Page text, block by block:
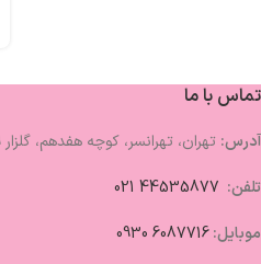
تماس با ما
آدرس: تهران، تهرانسر، کوچه هفدهم، گلزار 9
تلفن:
موبایل:6087716 0930